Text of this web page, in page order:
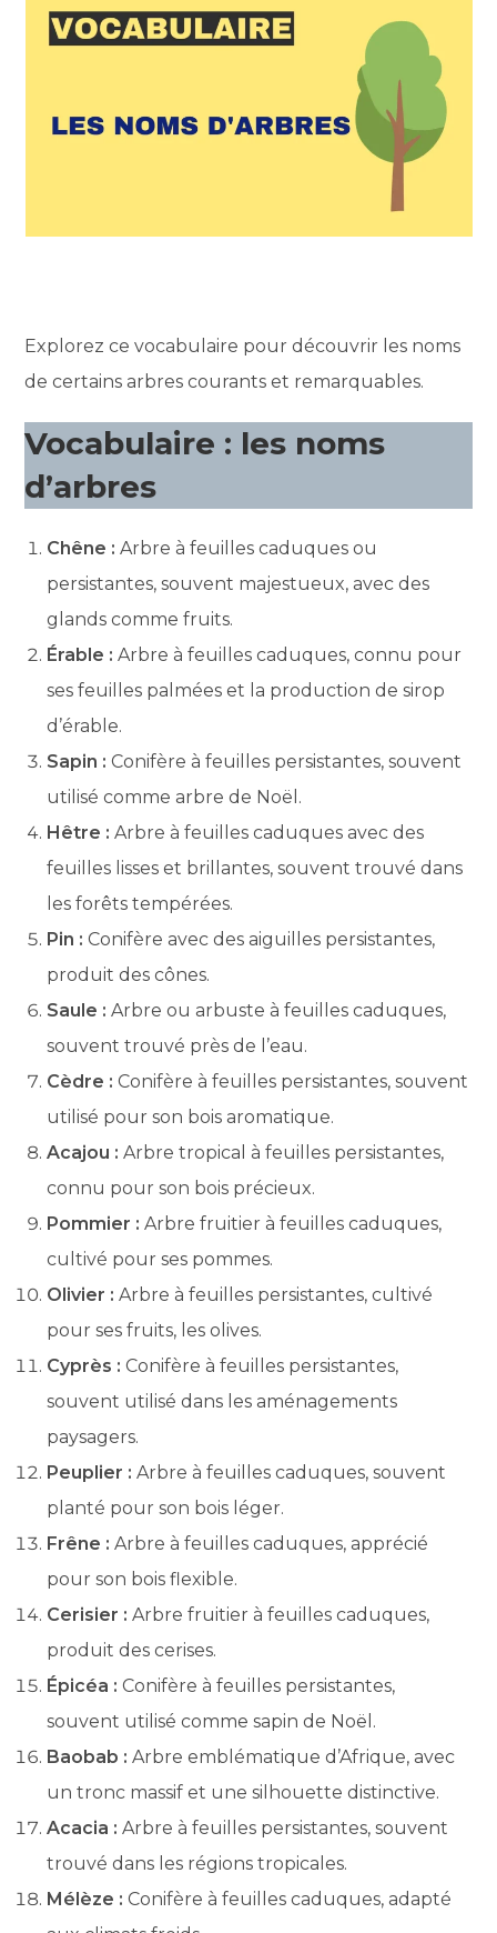
Explorez ce vocabulaire pour découvrir les noms
de certains arbres courants et remarquables.
Vocabulaire : les noms
d’arbres
Chêne : Arbre à feuilles caduques ou
persistantes, souvent majestueux, avec des
glands comme fruits.
Érable : Arbre à feuilles caduques, connu pour
ses feuilles palmées et la production de sirop
d’érable.
Sapin : Conifère à feuilles persistantes, souvent
utilisé comme arbre de Noël.
Hêtre : Arbre à feuilles caduques avec des
feuilles lisses et brillantes, souvent trouvé dans
les forêts tempérées.
Pin : Conifère avec des aiguilles persistantes,
produit des cônes.
Saule : Arbre ou arbuste à feuilles caduques,
souvent trouvé près de l’eau.
Cèdre : Conifère à feuilles persistantes, souvent
utilisé pour son bois aromatique.
Acajou : Arbre tropical à feuilles persistantes,
connu pour son bois précieux.
Pommier : Arbre fruitier à feuilles caduques,
cultivé pour ses pommes.
Olivier : Arbre à feuilles persistantes, cultivé
pour ses fruits, les olives.
Cyprès : Conifère à feuilles persistantes,
souvent utilisé dans les aménagements
paysagers.
Peuplier : Arbre à feuilles caduques, souvent
planté pour son bois léger.
Frêne : Arbre à feuilles caduques, apprécié
pour son bois flexible.
Cerisier : Arbre fruitier à feuilles caduques,
produit des cerises.
Épicéa : Conifère à feuilles persistantes,
souvent utilisé comme sapin de Noël.
Baobab : Arbre emblématique d’Afrique, avec
un tronc massif et une silhouette distinctive.
Acacia : Arbre à feuilles persistantes, souvent
trouvé dans les régions tropicales.
Mélèze : Conifère à feuilles caduques, adapté